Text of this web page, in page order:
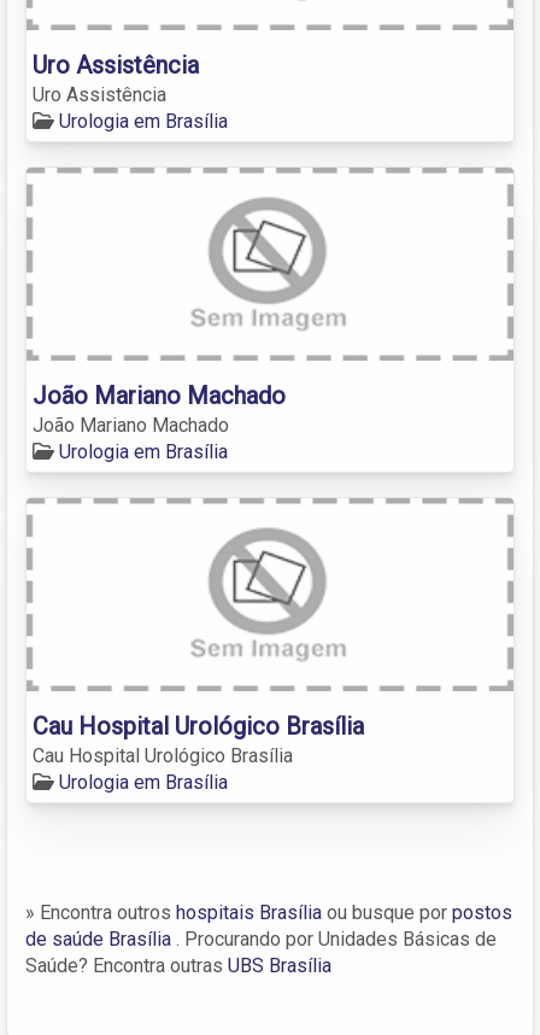
Uro Assistência
Uro Assistência
Urologia em Brasília
João Mariano Machado
João Mariano Machado
Urologia em Brasília
Cau Hospital Urológico Brasília
Cau Hospital Urológico Brasília
Urologia em Brasília
» Encontra outros hospitais Brasília ou busque por postos
de saúde Brasília . Procurando por Unidades Básicas de
Saúde? Encontra outras UBS Brasília